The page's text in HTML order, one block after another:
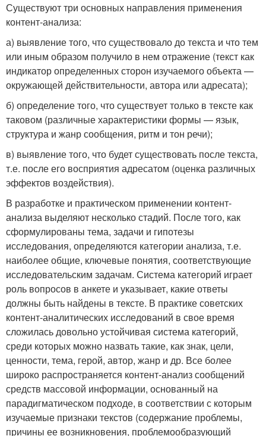
Существуют три основных направления применения
контент-анализа:
а) выявление того, что существовало до текста и что тем
или иным образом получило в нем отражение (текст как
индикатор определенных сторон изучаемого объекта —
окружающей действительности, автора или адресата);
б) определение того, что существует только в тексте как
таковом (различные характеристики формы — язык,
структура и жанр сообщения, ритм и тон речи);
в) выявление того, что будет существовать после текста,
т.е. после его восприятия адресатом (оценка различных
эффектов воздействия).
В разработке и практическом применении контент-
анализа выделяют несколько стадий. После того, как
сформулированы тема, задачи и гипотезы
исследования, определяются категории анализа, т.е.
наиболее общие, ключевые понятия, соответствующие
исследовательским задачам. Система категорий играет
роль вопросов в анкете и указывает, какие ответы
должны быть найдены в тексте. В практике советских
контент-аналитических исследований в свое время
сложилась довольно устойчивая система категорий,
среди которых можно назвать такие, как знак, цели,
ценности, тема, герой, автор, жанр и др. Все более
широко распространяется контент-анализ сообщений
средств массовой информации, основанный на
парадигматическом подходе, в соответствии с которым
изучаемые признаки текстов (содержание проблемы,
причины ее возникновения, проблемообразующий